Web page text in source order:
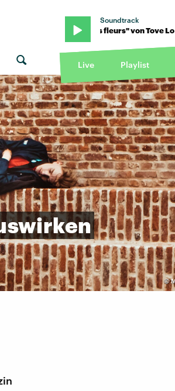
Soundtrack
· "des fleurs" von Tove Lo X
Live Playlist
©